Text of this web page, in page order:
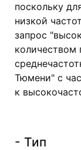
поскольку
низкой
запрос
количеством
Тюмени" с
к
- Тип